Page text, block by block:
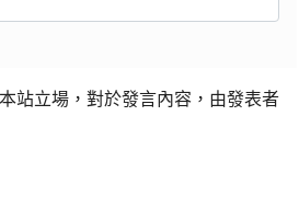
站立場，對於發言內容，由發表者